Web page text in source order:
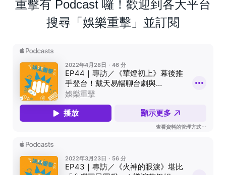
重擊有 Podcast 囉！歡迎到各大平台
搜尋「娛樂重擊」並訂閱